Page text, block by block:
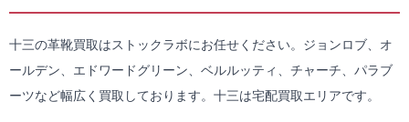
十三の革靴買取はストックラボにお任せください。ジョンロブ、オ
ールデン、エドワードグリーン、ベルルッティ、チャーチ、パラブ
ーツなど幅広く買取しております。十三は宅配買取エリアです。